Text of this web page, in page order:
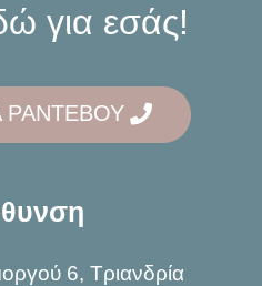
για εσάς!
ΡΑΝΤΕΒΟΥ
6, Τριανδρία